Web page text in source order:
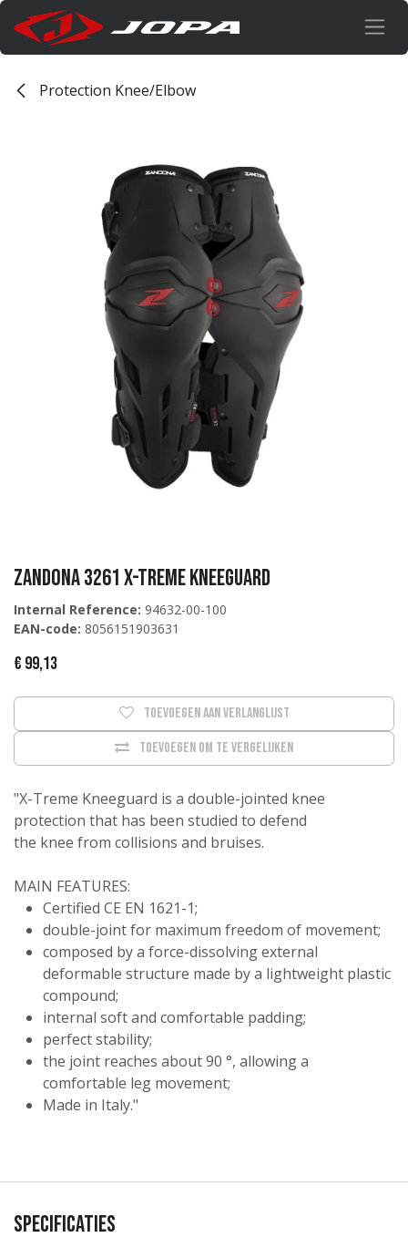
Overslaan naar inhoud
Protection Knee/Elbow
Zandona 3261 X-Treme Kneeguard
Internal Reference: 94632-00-100
EAN-code: 8056151903631
€ 99,13
Toevoegen om te vergelijken
Toevoegen aan verlanglijst
"X-Treme Kneeguard is a double-jointed knee
protection that has been studied to defend
the knee from collisions and bruises.
MAIN FEATURES:
Certified CE EN 1621-1;
double-joint for maximum freedom of movement;
composed by a force-dissolving external
deformable structure made by a lightweight plastic
compound;
internal soft and comfortable padding;
perfect stability;
the joint reaches about 90 °, allowing a
comfortable leg movement;
Made in Italy."
Specificaties